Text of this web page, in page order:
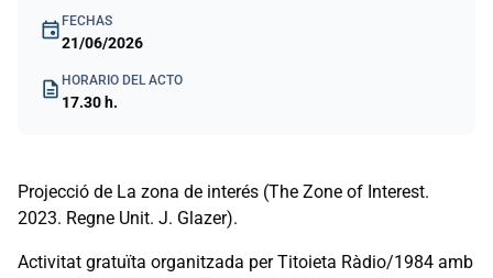
event FECHAS
21/06/2026
description HORARIO DEL ACTO
17.30 h.
Projecció de La zona de interés (The Zone of Interest.
2023. Regne Unit. J. Glazer).
Activitat gratuïta organitzada per Titoieta Ràdio/1984 amb